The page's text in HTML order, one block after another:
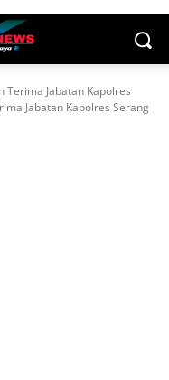
Terima Jabatan Kapolres
Jabatan Kapolres Serang